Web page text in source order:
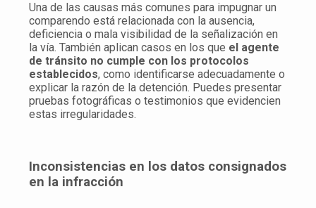
Una de las causas más comunes para impugnar un
comparendo está relacionada con la ausencia,
deficiencia o mala visibilidad de la señalización en
la vía. También aplican casos en los que el agente
de tránsito no cumple con los protocolos
establecidos, como identificarse adecuadamente o
explicar la razón de la detención. Puedes presentar
pruebas fotográficas o testimonios que evidencien
estas irregularidades.
Inconsistencias en los datos consignados
en la infracción